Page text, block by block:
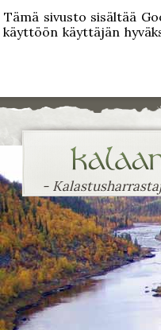
Tämä sivusto sisältää
käyttöön käyttäjän
-